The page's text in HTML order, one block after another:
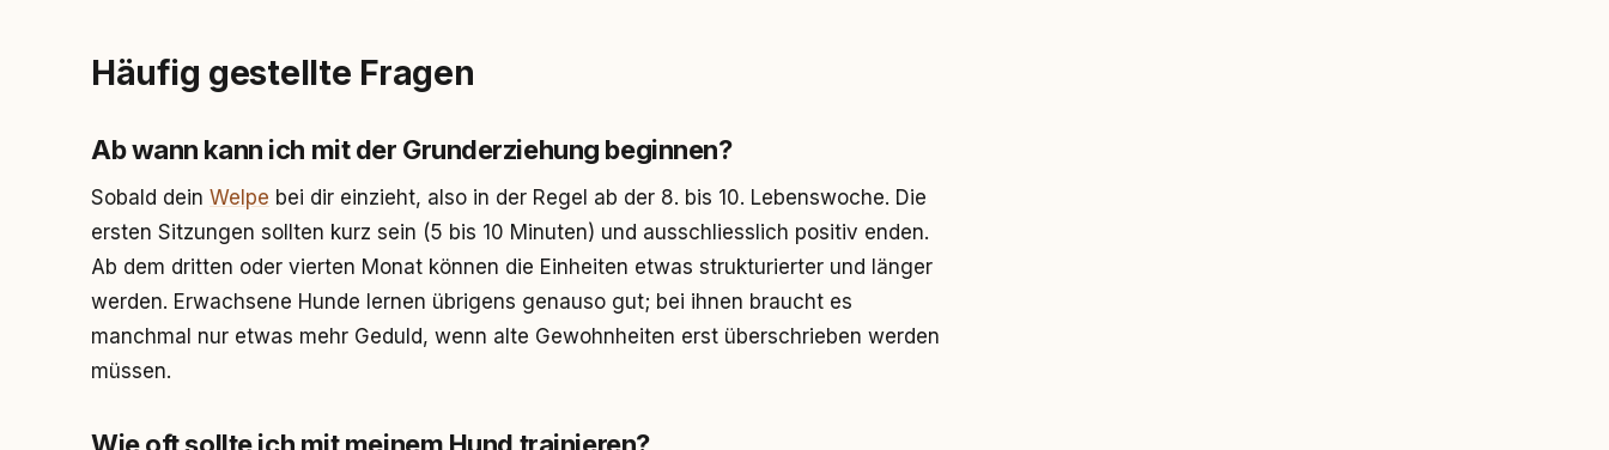
Häufig gestellte Fragen
Ab wann kann ich mit der Grunderziehung beginnen?
Sobald dein Welpe bei dir einzieht, also in der Regel ab der 8. bis 10. Lebenswoche. Die
ersten Sitzungen sollten kurz sein (5 bis 10 Minuten) und ausschliesslich positiv enden.
Ab dem dritten oder vierten Monat können die Einheiten etwas strukturierter und länger
werden. Erwachsene Hunde lernen übrigens genauso gut; bei ihnen braucht es
manchmal nur etwas mehr Geduld, wenn alte Gewohnheiten erst überschrieben werden
müssen.